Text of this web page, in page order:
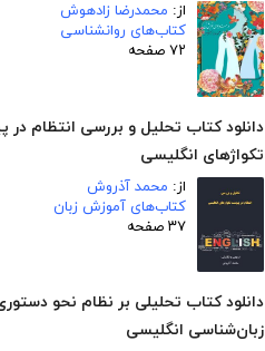
از: محمدرضا زادهوش
کتاب‌های روانشناسی
۷۲ صفحه
دانلود کتاب تحلیل و بررسی انتظام
تکواژهای انگلیسی
از: محمد آذروش
کتاب‌های آموزش زبان
۳۷ صفحه
دانلود کتاب تحلیلی بر نظام نحو
زبان‌شناسی انگلیسی